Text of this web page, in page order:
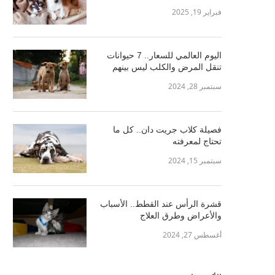
فبراير 19, 2025
اليوم العالمي للسعار.. 7 حيوانات
تنقل المرض والكلب ليس بينهم
سبتمبر 28, 2024
فصيلة كلاب جريت دان.. كل ما
تحتاج لمعرفته
سبتمبر 15, 2024
قشرة الرأس عند القطط.. الأسباب
والأعراض وطرق العلاج
أغسطس 27, 2024